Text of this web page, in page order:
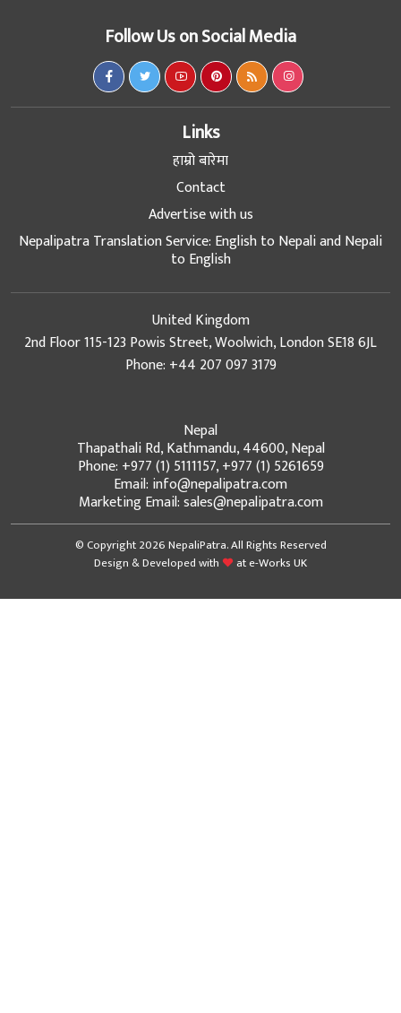
Follow Us on Social Media
Links
हाम्रो बारेमा
Contact
Advertise with us
Nepalipatra Translation Service: English to Nepali and Nepali
to English
United Kingdom
2nd Floor 115-123 Powis Street, Woolwich, London SE18 6JL
Phone: +44 207 097 3179
Nepal
Thapathali Rd, Kathmandu, 44600, Nepal
Phone: +977 (1) 5111157, +977 (1) 5261659
Email: info@nepalipatra.com
Marketing Email: sales@nepalipatra.com
© Copyright 2026 NepaliPatra. All Rights Reserved
Design & Developed with
ate-Works UK